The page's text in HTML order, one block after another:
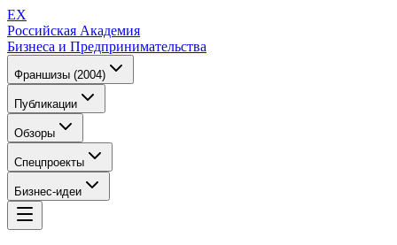
EX
Российская Академия
Бизнеса и Предпринимательства
Франшизы (2004)
Публикации
Обзоры
Спецпроекты
Бизнес-идеи